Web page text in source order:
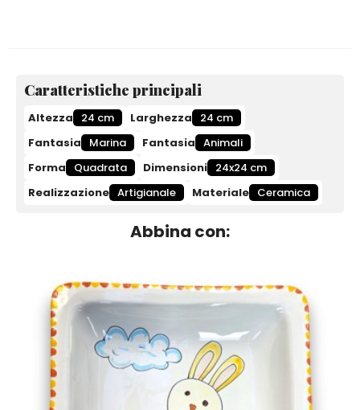
Caratteristiche principali
Altezza 24 cm Larghezza
24 cm
Fantasia
Marina Fantasia Animali
Forma
Quadrata Dimensioni 24x24 cm
Realizzazione Artigianale Materiale Ceramica
Abbina con: